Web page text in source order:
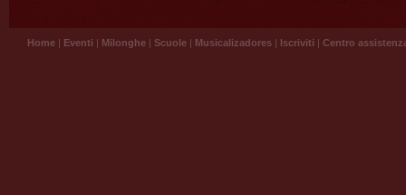
Home | Eventi | Milonghe | Scuole | Musicalizadores | Iscriviti | Centro